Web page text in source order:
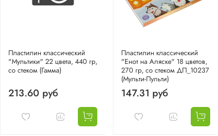
Пластилин классический
"Мультики" 22 цвета, 440 гр,
со стеком (Гамма)
213.60 руб
Пластилин классический
"Енот на Аляске" 18 цветов,
270 гр, со стеком ДП_10237
(Мульти-Пульти)
147.31 руб